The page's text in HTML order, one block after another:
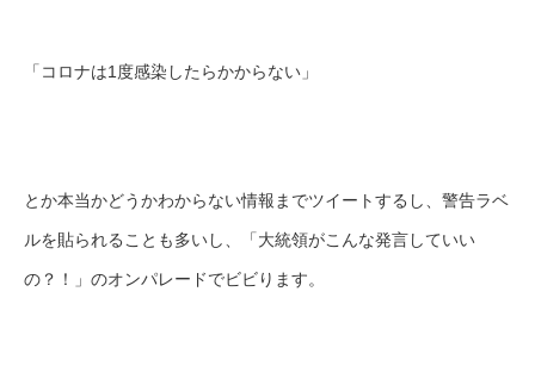
「コロナは1度感染したらかからない」
とか本当かどうかわからない情報までツイートするし、警告ラベ
ルを貼られることも多いし、「大統領がこんな発言していい
の？！」のオンパレードでビビります。